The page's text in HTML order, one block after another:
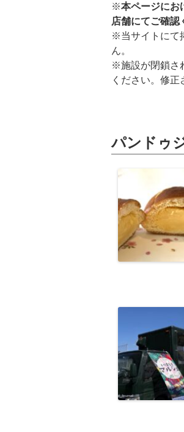
※本ページにお
店舗にてご確認
※当サイトにて
ん。
※施設が閉鎖さ
ください。修正
パンドゥ